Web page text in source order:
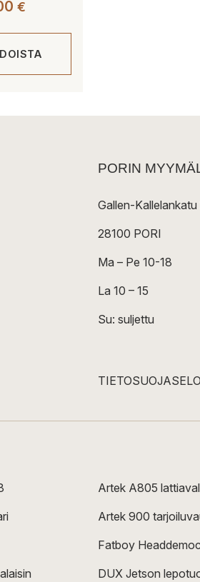
€
-
3
PORIN
Gallen-Kallelankatu
28100 PORI
Ma – Pe 10-18
La 10 – 15
Su: suljettu
Artek A805
Artek 900
Fatboy
DUX Jetson